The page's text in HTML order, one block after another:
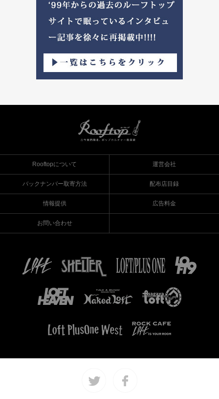
Rooftopについて 運営会社
バックナンバー取寄方法 配布店目録
情報提供 広告料金
お問い合わせ